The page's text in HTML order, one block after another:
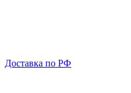
Доставка по РФ